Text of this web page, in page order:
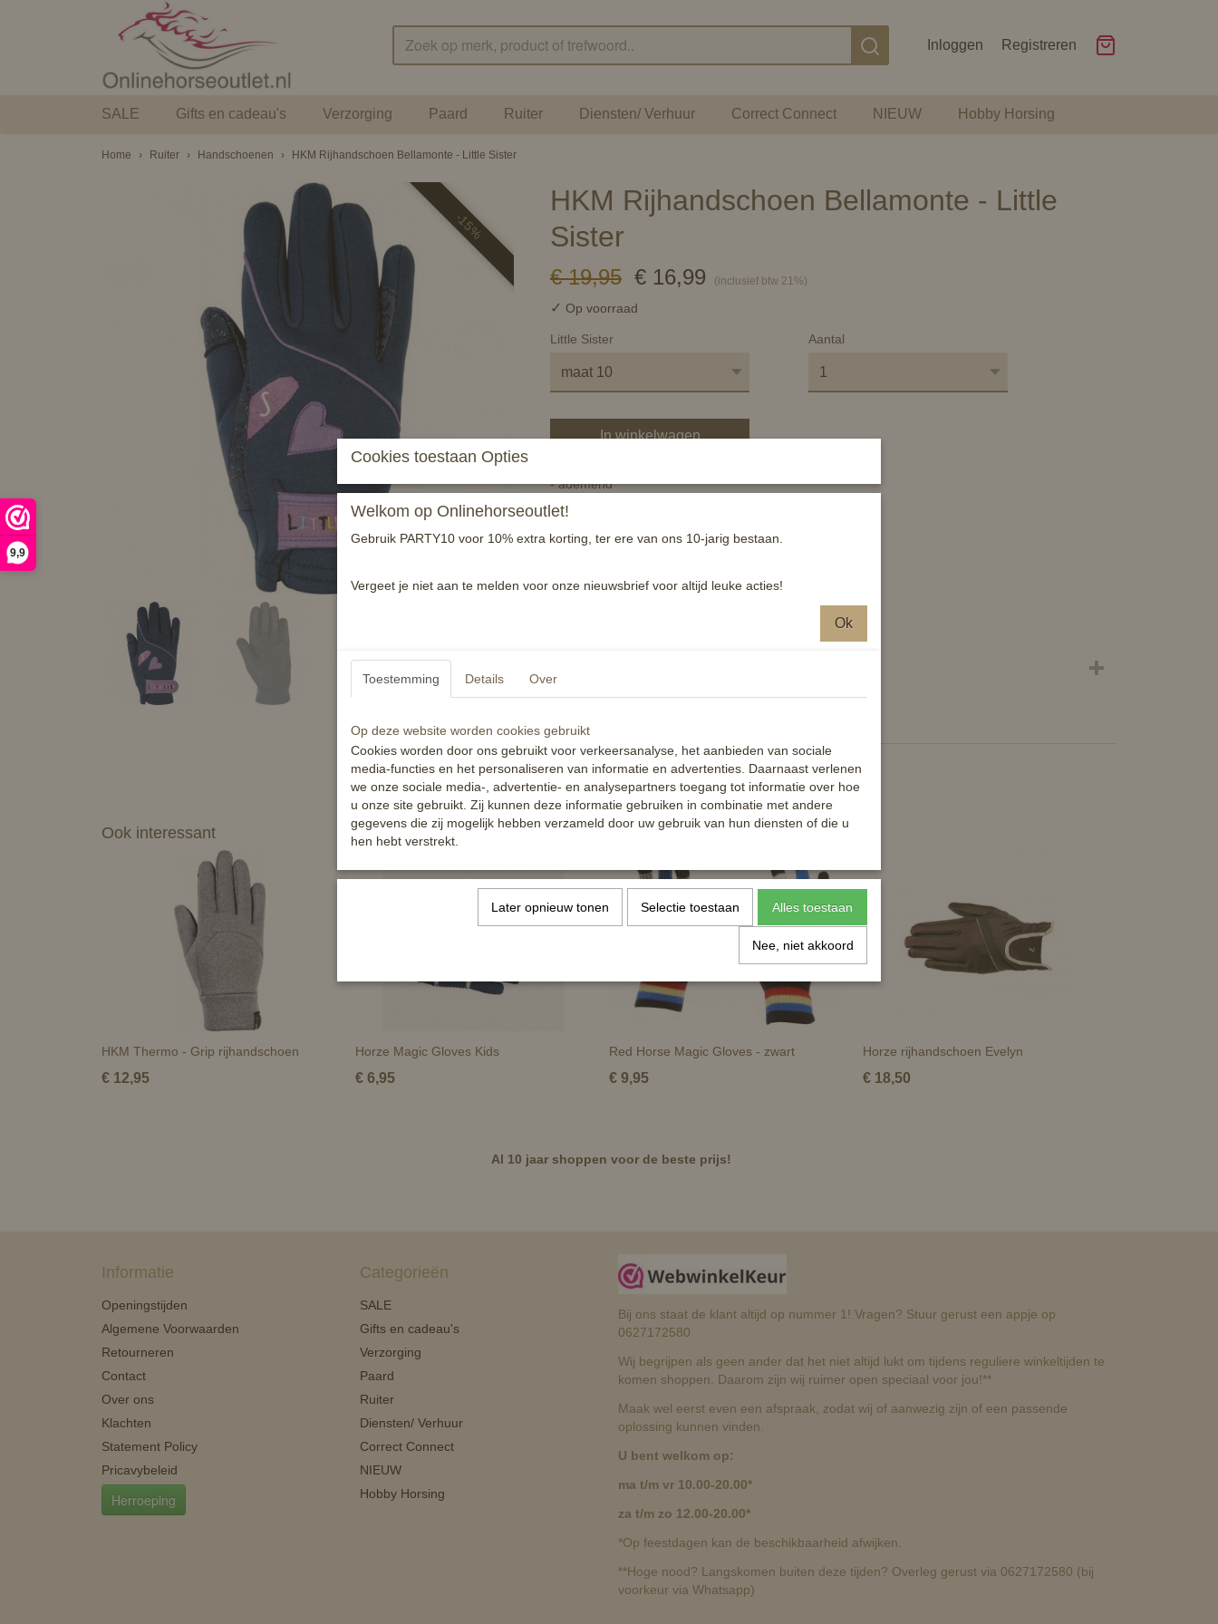
9,9
Inloggen Registreren
SALE Gifts en cadeau's Verzorging Paard Ruiter Diensten/ Verhuur Correct Connect NIEUW Hobby Horsing
Home › Ruiter › Handschoenen › HKM Rijhandschoen Bellamonte - Little Sister
-15%
HKM Rijhandschoen Bellamonte - Little
Sister
€ 19,95 € 16,99 (inclusief btw 21%)
✓ Op voorraad
Little Sister Aantal
In winkelwagen
- ademend
- wasmachinebestendig tot 30 graden
- klittenbandsluiting voor het wassen sluiten
- zacht gevoerd
Ook interessant
HKM Thermo - Grip rijhandschoen
€ 12,95
Horze Magic Gloves Kids
€ 6,95
Red Horse Magic Gloves - zwart
€ 9,95
Horze rijhandschoen Evelyn
€ 18,50
Al 10 jaar shoppen voor de beste prijs!
Informatie
Openingstijden
Algemene Voorwaarden
Retourneren
Contact
Over ons
Klachten
Statement Policy
Pricavybeleid
Herroeping
Categorieën
SALE
Gifts en cadeau's
Verzorging
Paard
Ruiter
Diensten/ Verhuur
Correct Connect
NIEUW
Hobby Horsing
Bij ons staat de klant altijd op nummer 1! Vragen? Stuur gerust een appje op
0627172580
Wij begrijpen als geen ander dat het niet altijd lukt om tijdens reguliere winkeltijden te
komen shoppen. Daarom zijn wij ruimer open speciaal voor jou!**
Maak wel eerst even een afspraak, zodat wij of aanwezig zijn of een passende
oplossing kunnen vinden.
U bent welkom op:
ma t/m vr 10.00-20.00*
za t/m zo 12.00-20.00*
*Op feestdagen kan de beschikbaarheid afwijken.
**Hoge nood? Langskomen buiten deze tijden? Overleg gerust via 0627172580 (bij
voorkeur via Whatsapp)
Cookies toestaan Opties
Welkom op Onlinehorseoutlet!
Gebruik PARTY10 voor 10% extra korting, ter ere van ons 10-jarig bestaan.
Vergeet je niet aan te melden voor onze nieuwsbrief voor altijd leuke acties!
Ok
Toestemming Details Over
Op deze website worden cookies gebruikt
Cookies worden door ons gebruikt voor verkeersanalyse, het aanbieden van sociale
media-functies en het personaliseren van informatie en advertenties. Daarnaast verlenen
we onze sociale media-, advertentie- en analysepartners toegang tot informatie over hoe
u onze site gebruikt. Zij kunnen deze informatie gebruiken in combinatie met andere
gegevens die zij mogelijk hebben verzameld door uw gebruik van hun diensten of die u
hen hebt verstrekt.
Later opnieuw tonen Selectie toestaan Alles toestaan
Nee, niet akkoord